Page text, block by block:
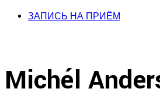
ЗАПИСЬ НА ПРИЁМ
Michél